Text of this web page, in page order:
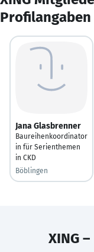
Profilangaben
Jana Glasbrenner
Baureihenkoordinator
in für Serienthemen
in CKD
Böblingen
XING